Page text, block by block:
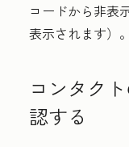
コードから非表
表示されます）。
コンタク
認する